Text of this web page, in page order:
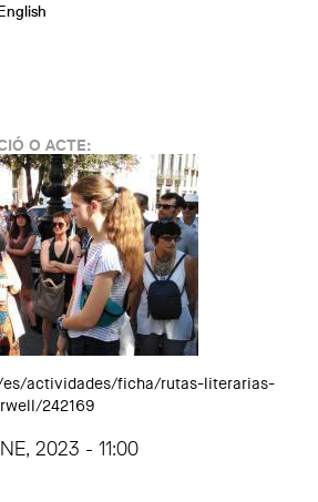
Rutes literàries per la Barcelona
O ACTE:
actividades/ficha/rutas-literarias-
242169
2023 - 11:00